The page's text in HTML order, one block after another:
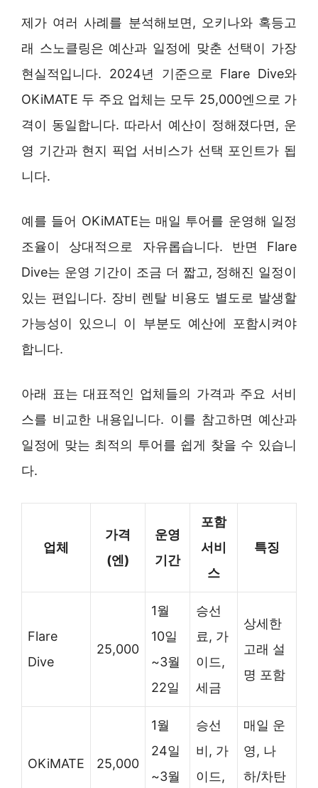
제가 여러 사례를 분석해보면, 오키나와 혹등고
래 스노클링은 예산과 일정에 맞춘 선택이 가장
현실적입니다. 2024년 기준으로 Flare Dive와
OKiMATE 두 주요 업체는 모두 25,000엔으로 가
격이 동일합니다. 따라서 예산이 정해졌다면, 운
영 기간과 현지 픽업 서비스가 선택 포인트가 됩
니다.
예를 들어 OKiMATE는 매일 투어를 운영해 일정
조율이 상대적으로 자유롭습니다. 반면 Flare
Dive는 운영 기간이 조금 더 짧고, 정해진 일정이
있는 편입니다. 장비 렌탈 비용도 별도로 발생할
가능성이 있으니 이 부분도 예산에 포함시켜야
합니다.
아래 표는 대표적인 업체들의 가격과 주요 서비
스를 비교한 내용입니다. 이를 참고하면 예산과
일정에 맞는 최적의 투어를 쉽게 찾을 수 있습니
다.
업체
가격
(엔)
운영
기간
포함
서비
스
특징
Flare
Dive
25,000
1월
10일
~3월
22일
승선
료, 가
이드,
세금
상세한
고래 설
명 포함
OKiMATE 25,000
1월
24일
~3월
승선
비, 가
이드,
매일 운
영, 나
하/차탄